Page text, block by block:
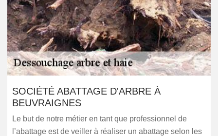
SOCIÉTÉ ABATTAGE D'ARBRE À
BEUVRAIGNES
Le but de notre métier en tant que professionnel de
l’abattage est de veiller à réaliser un abattage selon les